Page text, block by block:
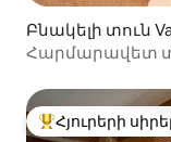
Բնակելի տուն
Հարմարավետ
Հյուրերի
Հյուրերի